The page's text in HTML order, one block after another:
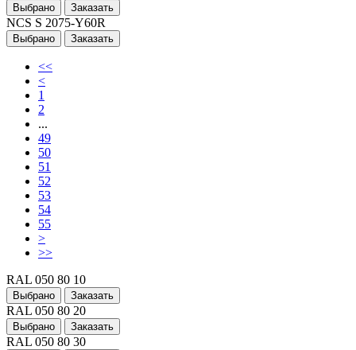
Выбрано Заказать
NCS S 2075-Y60R
Выбрано Заказать
<<
<
1
2
...
49
50
51
52
53
54
55
>
>>
RAL 050 80 10
Выбрано Заказать
RAL 050 80 20
Выбрано Заказать
RAL 050 80 30